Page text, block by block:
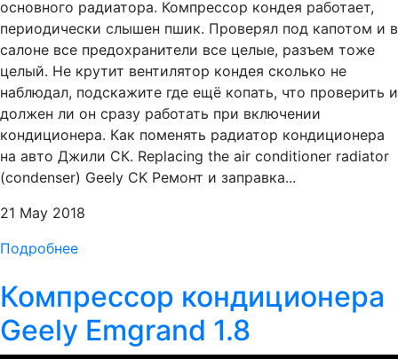
основного радиатора. Компрессор кондея работает,
периодически слышен пшик. Проверял под капотом и в
салоне все предохранители все целые, разъем тоже
целый. Не крутит вентилятор кондея сколько не
наблюдал, подскажите где ещё копать, что проверить и
должен ли он сразу работать при включении
кондиционера. Как поменять радиатор кондиционера
на авто Джили СК. Replacing the air conditioner radiator
(condenser) Geely CK Ремонт и заправка...
21 May 2018
Подробнее
Компрессор кондиционера
Geely Emgrand 1.8